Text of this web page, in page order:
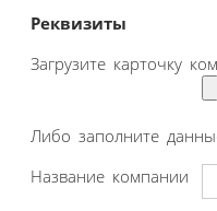
Реквизиты
Загрузите карточку
Либо заполните
Название компании